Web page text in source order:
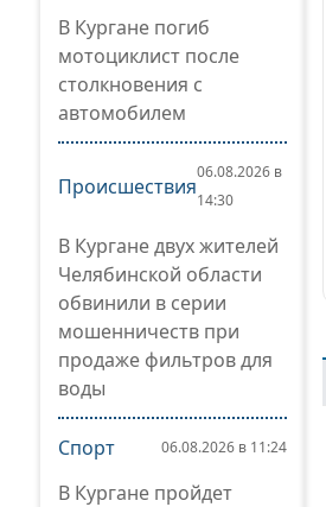
В Кургане погиб
мотоциклист после
столкновения с
автомобилем
Происшествия
06.08.2026 в
14:30
В Кургане двух жителей
Челябинской области
обвинили в серии
мошенничеств при
продаже фильтров для
воды
Спорт 06.08.2026 в 11:24
В Кургане пройдет